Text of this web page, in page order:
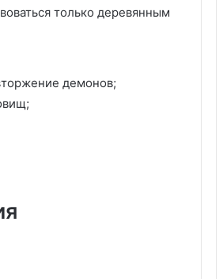
только деревянным
демонов;